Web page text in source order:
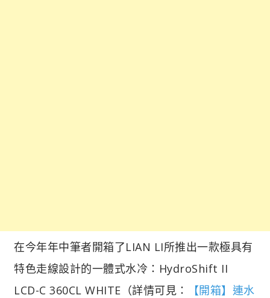
在今年年中筆者開箱了LIAN LI所推出一款極具有
特色走線設計的一體式水冷：HydroShift II
LCD-C 360CL WHITE（詳情可見：
【開箱】連水